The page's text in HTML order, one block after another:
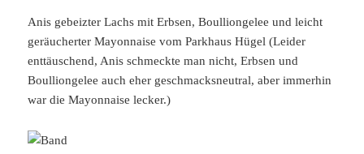
Anis gebeizter Lachs mit Erbsen, Boulliongelee und leicht
geräucherter Mayonnaise vom Parkhaus Hügel (Leider
enttäuschend, Anis schmeckte man nicht, Erbsen und
Boulliongelee auch eher geschmacksneutral, aber immerhin
war die Mayonnaise lecker.)